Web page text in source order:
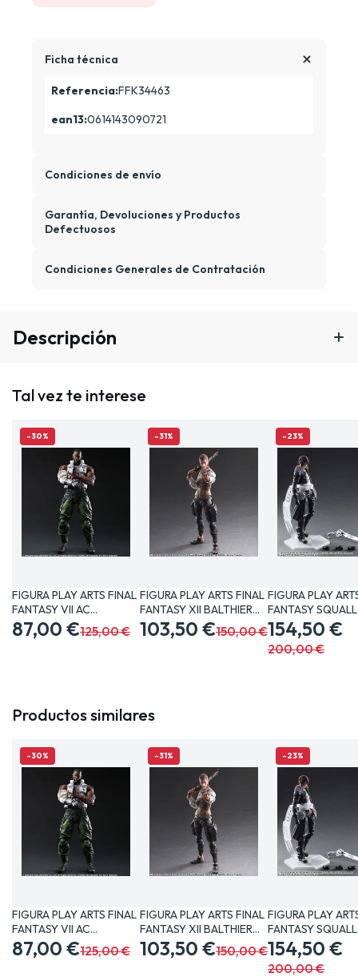
Ficha técnica
Referencia:FFK34463
ean13:0614143090721
Condiciones de envío
Garantía, Devoluciones y Productos
Defectuosos
Condiciones Generales de Contratación
Descripción
Tal vez te interese
-30%
FIGURA PLAY ARTS FINAL
FANTASY VII AC
BARRET…
87,00 €125,00 €
-31%
FIGURA PLAY ARTS FINAL
FANTASY XII BALTHIER…
103,50 €150,00 €
-23%
FIGURA PLAY
FANTASY
CM…
154,50 €
200,00 €
Productos similares
-30%
FIGURA PLAY ARTS FINAL
FANTASY VII AC
BARRET…
87,00 €125,00 €
-31%
FIGURA PLAY ARTS FINAL
FANTASY XII BALTHIER…
103,50 €150,00 €
-23%
FIGURA PLAY
FANTASY
CM…
154,50 €
200,00 €